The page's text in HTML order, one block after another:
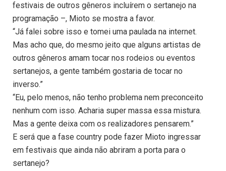
festivais de outros gêneros incluírem o sertanejo na
programação –, Mioto se mostra a favor.
“Já falei sobre isso e tomei uma paulada na internet.
Mas acho que, do mesmo jeito que alguns artistas de
outros gêneros amam tocar nos rodeios ou eventos
sertanejos, a gente também gostaria de tocar no
inverso.”
“Eu, pelo menos, não tenho problema nem preconceito
nenhum com isso. Acharia super massa essa mistura.
Mas a gente deixa com os realizadores pensarem.”
E será que a fase country pode fazer Mioto ingressar
em festivais que ainda não abriram a porta para o
sertanejo?